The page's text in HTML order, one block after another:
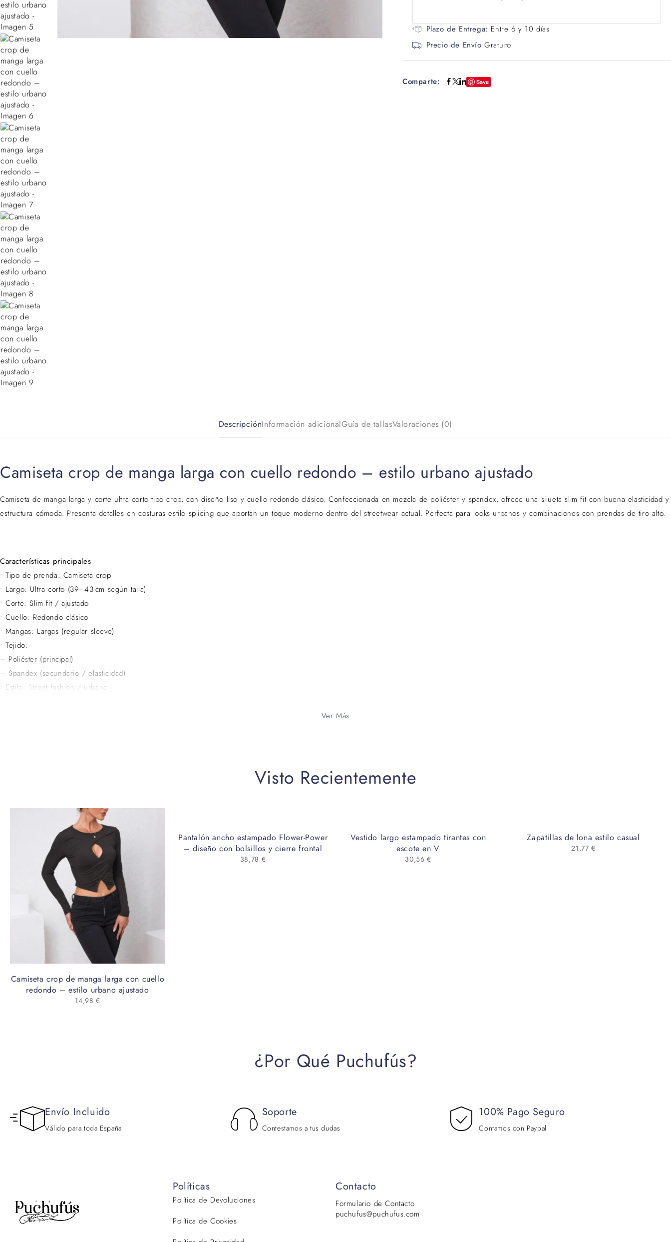
Plazo de Entrega: Entre 6 y 10 días
Precio de Envío Gratuito
Comparte: Save
DescripciónInformación adicionalGuía de tallasValoraciones (0)
Camiseta crop de manga larga con cuello redondo – estilo urbano ajustado
Camiseta de manga larga y corte ultra corto tipo crop, con diseño liso y cuello redondo clásico. Confeccionada en mezcla de poliéster y spandex, ofrece una silueta slim fit con buena elasticidad y
estructura cómoda. Presenta detalles en costuras estilo splicing que aportan un toque moderno dentro del streetwear actual. Perfecta para looks urbanos y combinaciones con prendas de tiro alto.
Características principales
• Tipo de prenda: Camiseta crop
• Largo: Ultra corto (39–43 cm según talla)
• Corte: Slim fit / ajustado
• Cuello: Redondo clásico
• Mangas: Largas (regular sleeve)
• Tejido:
– Poliéster (principal)
– Spandex (secundario / elasticidad)
• Estilo: Street fashion / urbano
Ver Más
Visto Recientemente
Camiseta crop de manga larga con cuello
redondo – estilo urbano ajustado
14,98 €
Pantalón ancho estampado Flower-Power
– diseño con bolsillos y cierre frontal
38,78 €
Vestido largo estampado tirantes con
escote en V
30,56 €
Zapatillas de lona estilo casual
21,77 €
¿Por Qué Puchufús?
Envío Incluido
Válido para toda España
Soporte
Contestamos a tus dudas
100% Pago Seguro
Contamos con Paypal
Políticas
Política de Devoluciones
Política de Cookies
Contacto
Formulario de Contacto
puchufus@puchufus.com